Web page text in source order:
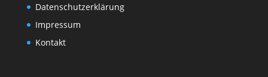
Datenschutzerklärung
Impressum
Kontakt